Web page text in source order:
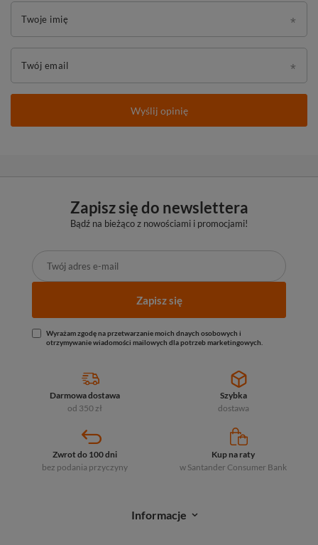
Twoje imię
Twój email
Wyślij opinię
Zapisz się do newslettera
Bądź na bieżąco z nowościami i promocjami!
Zapisz się
Wyrażam zgodę na przetwarzanie moich dnaych osobowych i
otrzymywanie wiadomości mailowych dla potrzeb marketingowych.
Darmowa dostawa
od 350 zł
Szybka
dostawa
Zwrot do 100 dni
bez podania przyczyny
Kup na raty
w Santander Consumer Bank
Informacje